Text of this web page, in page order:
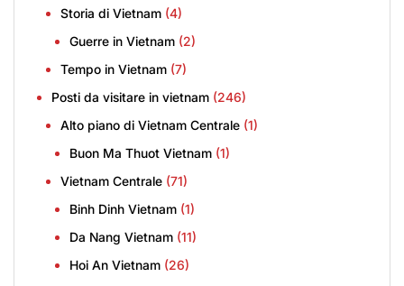
Storia di Vietnam (4)
Guerre in Vietnam (2)
Tempo in Vietnam (7)
Posti da visitare in vietnam (246)
Alto piano di Vietnam Centrale (1)
Buon Ma Thuot Vietnam (1)
Vietnam Centrale (71)
Binh Dinh Vietnam (1)
Da Nang Vietnam (11)
Hoi An Vietnam (26)